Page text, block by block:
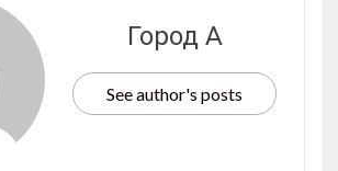
Город А
See author's posts